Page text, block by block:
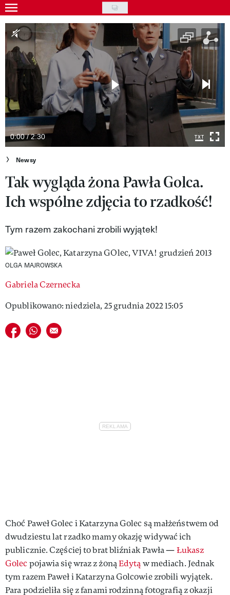
Skip
to
main
content
Gwiazdy
Ludzie
Moda
Uroda
Styl życia
Kultura
Wideo
Nasze akcje
VIVA!ART
VIVA!MAN
VIVA!PEOPLE POWER
VIVA!ITAKA
MAGAZYN VIVA!
0:00 / 2:30
Newsy
Tak wygląda żona Pawła Golca.
Ich wspólne zdjęcia to rzadkość!
Tym razem zakochani zrobili wyjątek!
OLGA MAJROWSKA
Gabriela Czernecka
Opublikowano: niedziela, 25 grudnia 2022 15:05
Udostępnij na facebook
Udostępnij na whatsapp
E-mail do przyjaciela
Choć Paweł Golec i Katarzyna Golec są małżeństwem od
dwudziestu lat rzadko mamy okazję widywać ich
publicznie. Częściej to brat bliźniak Pawła —Łukasz
Golecpojawia się wraz z żonąEdytąw mediach. Jednak
tym razem Paweł i Katarzyna Golcowie zrobili wyjątek.
Para podzieliła się z fanami rodzinną fotografią z okazji